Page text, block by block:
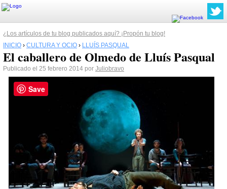
¿Los artículos de tu blog publicados aquí? ¡Propón tu blog!
INICIO › CULTURA Y OCIO › LLUÍS PASQUAL
El caballero de Olmedo de Lluís Pasqual
Publicado el 25 febrero 2014 por Juliobravo
Save